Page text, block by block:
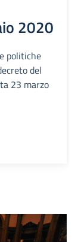
2020
politiche
del
23 marzo